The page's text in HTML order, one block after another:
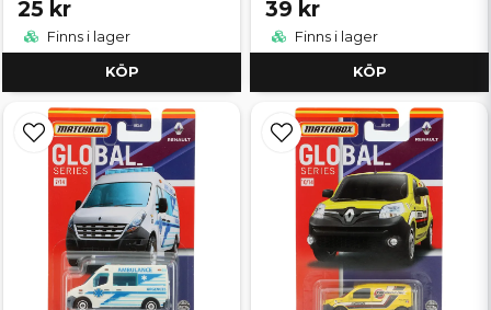
25 kr
Finns i lager
KÖP
39 kr
Finns i lager
KÖP